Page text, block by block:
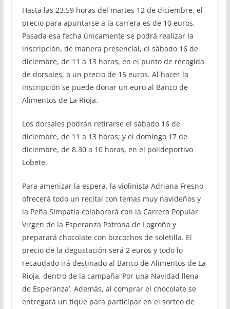
Hasta las 23.59 horas del martes 12 de diciembre, el
precio para apuntarse a la carrera es de 10 euros.
Pasada esa fecha únicamente se podrá realizar la
inscripción, de manera presencial, el sábado 16 de
diciembre, de 11 a 13 horas, en el punto de recogida
de dorsales, a un precio de 15 euros. Al hacer la
inscripción se puede donar un euro al Banco de
Alimentos de La Rioja.
Los dorsales podrán retirarse el sábado 16 de
diciembre, de 11 a 13 horas; y el domingo 17 de
diciembre, de 8.30 a 10 horas, en el polideportivo
Lobete.
Para amenizar la espera, la violinista Adriana Fresno
ofrecerá todo un recital con temas muy navideños y
la Peña Simpatía colaborará con la Carrera Popular
Virgen de la Esperanza Patrona de Logroño y
preparará chocolate con bizcochos de soletilla. El
precio de la degustación será 2 euros y todo lo
recaudado irá destinado al Banco de Alimentos de La
Rioja, dentro de la campaña ‘Por una Navidad llena
de Esperanza’. Además, al comprar el chocolate se
entregará un tique para participar en el sorteo de